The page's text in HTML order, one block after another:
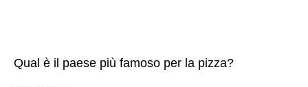
Qual è il paese più famoso per la pizza?